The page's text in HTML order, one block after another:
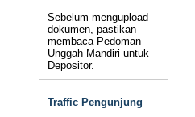
Sebelum mengupload
dokumen, pastikan
membaca Pedoman
Unggah Mandiri untuk
Depositor.
Traffic Pengunjung